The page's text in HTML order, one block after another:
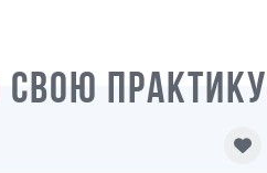
СВОЮ ПРАКТИКУ